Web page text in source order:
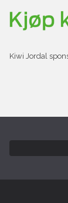
Kiwi Jordal